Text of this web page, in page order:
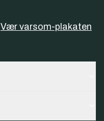
Vær varsom-plakaten